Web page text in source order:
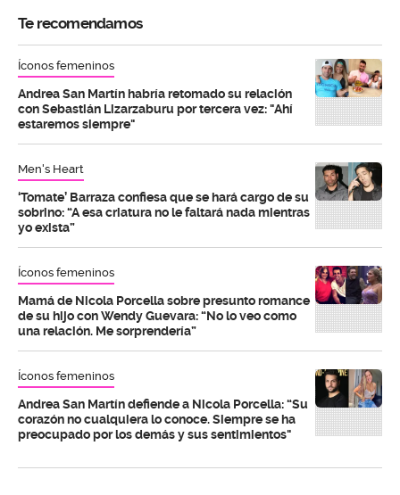
Te recomendamos
Íconos femeninos
Andrea San Martín habría retomado su relación
con Sebastián Lizarzaburu por tercera vez: "Ahí
estaremos siempre"
Men's Heart
‘Tomate’ Barraza confiesa que se hará cargo de su
sobrino: “A esa criatura no le faltará nada mientras
yo exista”
Íconos femeninos
Mamá de Nicola Porcella sobre presunto romance
de su hijo con Wendy Guevara: “No lo veo como
una relación. Me sorprendería”
Íconos femeninos
Andrea San Martín defiende a Nicola Porcella: “Su
corazón no cualquiera lo conoce. Siempre se ha
preocupado por los demás y sus sentimientos"